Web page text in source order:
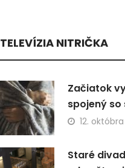
TELEVÍZIA NITRIČKA
Začiatok
spojený
12.
Staré